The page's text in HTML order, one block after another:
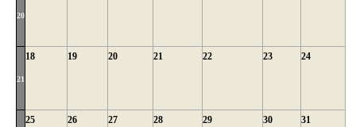
20
21
18 19 20 21 22 23 24
25 26 27 28 29 30 31